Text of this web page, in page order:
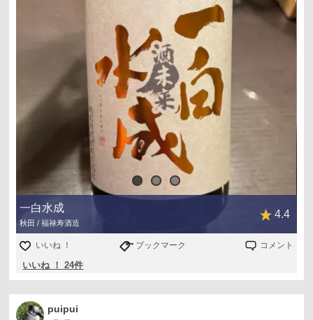
一白水成
秋田 / 福禄寿酒造
4.4
いいね ！ ブックマーク コメント
いいね ！ 24件
puipui